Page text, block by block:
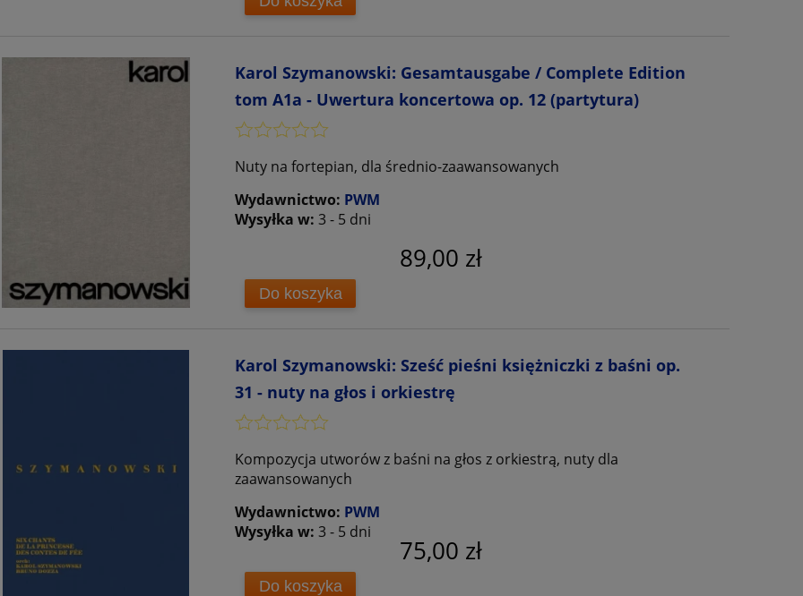
Karol Szymanowski: Gesamtausgabe / Complete Edition
tom A1a - Uwertura koncertowa op. 12 (partytura)
Nuty na fortepian, dla średnio-zaawansowanych
Wydawnictwo: PWM
Wysyłka w: 3 - 5 dni
89,00 zł
Do koszyka
Karol Szymanowski: Sześć pieśni księżniczki z baśni op.
31 - nuty na głos i orkiestrę
Kompozycja utworów z baśni na głos z orkiestrą, nuty dla
zaawansowanych
Wydawnictwo: PWM
Wysyłka w: 3 - 5 dni
75,00 zł
Do koszyka